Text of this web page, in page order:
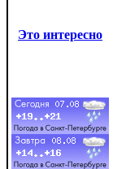
Это интересно